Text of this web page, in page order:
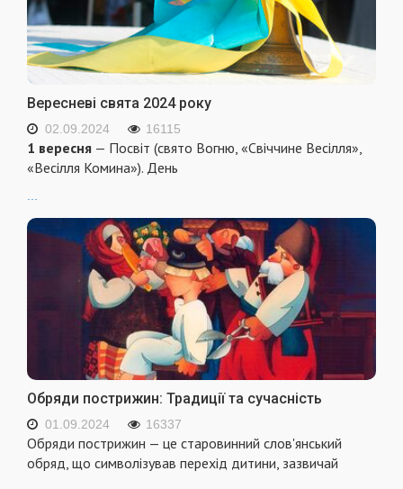
Вересневі свята 2024 року
02.09.2024 16115
1 вересня — Посвіт (свято Вогню, «Свіччине Весілля»,
«Весілля Комина»). День
Обряди пострижин: Традиції та сучасність
01.09.2024 16337
Обряди пострижин — це старовинний слов'янський
обряд, що символізував перехід дитини, зазвичай